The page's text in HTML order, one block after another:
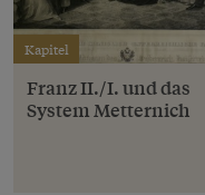
Kapitel
Franz II./I. und das
System Metternich